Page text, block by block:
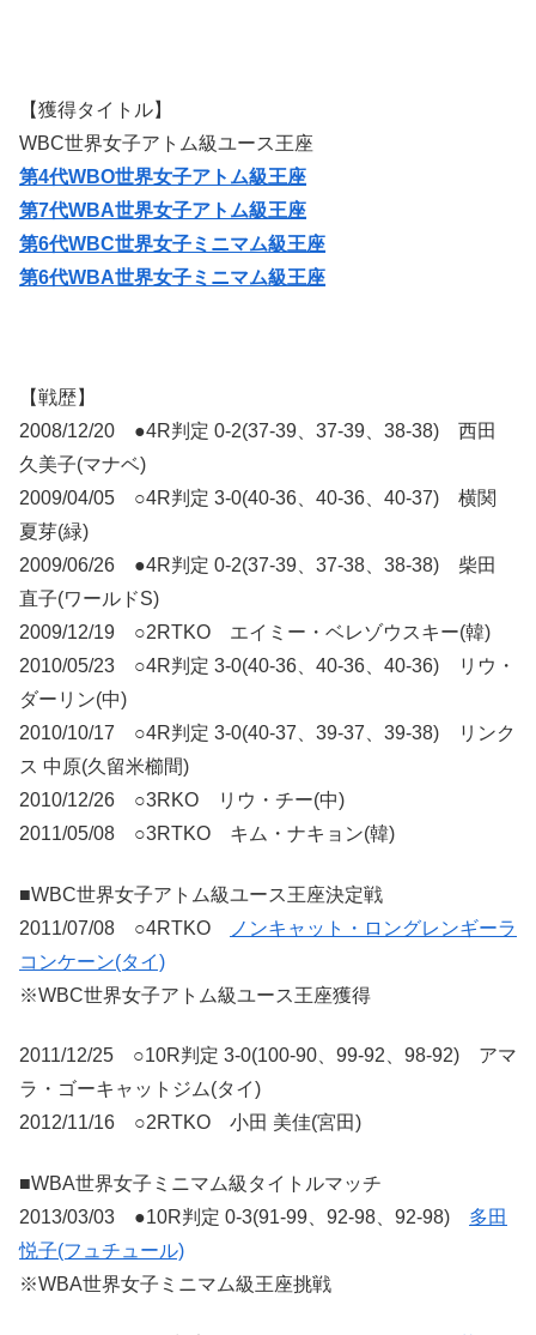
【獲得タイトル】
WBC世界女子アトム級ユース王座
第4代WBO世界女子アトム級王座
第7代WBA世界女子アトム級王座
第6代WBC世界女子ミニマム級王座
第6代WBA世界女子ミニマム級王座
【戦歴】
2008/12/20 ●4R判定 0-2(37-39、37-39、38-38) 西田
久美子(マナベ)
2009/04/05 ○4R判定 3-0(40-36、40-36、40-37) 横関
夏芽(緑)
2009/06/26 ●4R判定 0-2(37-39、37-38、38-38) 柴田
直子(ワールドS)
2009/12/19 ○2RTKO エイミー・ベレゾウスキー(韓)
2010/05/23 ○4R判定 3-0(40-36、40-36、40-36) リウ・
ダーリン(中)
2010/10/17 ○4R判定 3-0(40-37、39-37、39-38) リンク
ス 中原(久留米櫛間)
2010/12/26 ○3RKO リウ・チー(中)
2011/05/08 ○3RTKO キム・ナキョン(韓)
■WBC世界女子アトム級ユース王座決定戦
2011/07/08 ○4RTKO
ノンキャット・ロングレンギーラ
コンケーン(タイ)
※WBC世界女子アトム級ユース王座獲得
2011/12/25 ○10R判定 3-0(100-90、99-92、98-92) アマ
ラ・ゴーキャットジム(タイ)
2012/11/16 ○2RTKO 小田 美佳(宮田)
■WBA世界女子ミニマム級タイトルマッチ
2013/03/03 ●10R判定 0-3(91-99、92-98、92-98) 多田
悦子(フュチュール)
※WBA世界女子ミニマム級王座挑戦